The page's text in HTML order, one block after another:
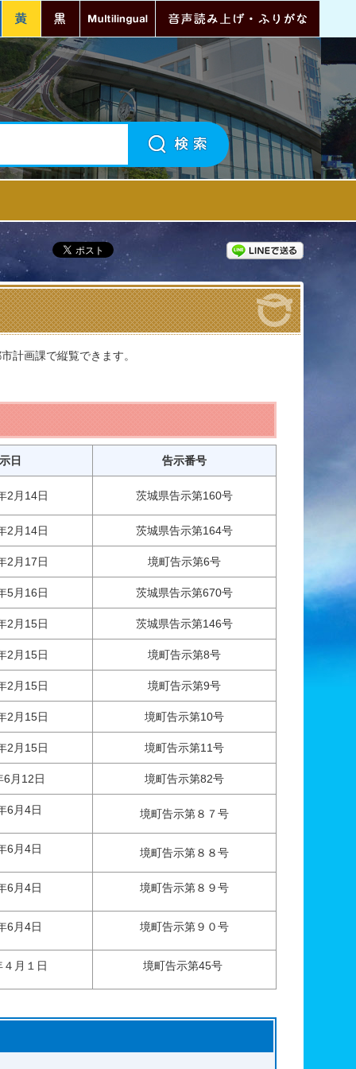
政情報
LINEで送
計画課で縦覧できます。
日 告示番号
2月14日 茨城県告示第160号
2月14日 茨城県告示第164号
2月17日 境町告示第6号
5月16日 茨城県告示第670号
2月15日 茨城県告示第146号
2月15日 境町告示第8号
2月15日 境町告示第9号
2月15日 境町告示第10号
2月15日 境町告示第11号
6月12日 境町告示第82号
6月4日 境町告示第８７号
6月4日 境町告示第８８号
6月4日 境町告示第８９号
6月4日 境町告示第９０号
月１日 境町告示第45号